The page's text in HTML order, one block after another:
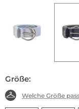
Größe:
Welche Größe